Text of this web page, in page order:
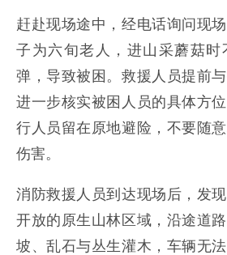
赶赴现场途中，经电话询问现
子为六旬老人，进山采蘑菇时
弹，导致被困。救援人员提前
进一步核实被困人员的具体方
行人员留在原地避险，不要随
伤害。
消防救援人员到达现场后，发
开放的原生山林区域，沿途道
坡、乱石与丛生灌木，车辆无